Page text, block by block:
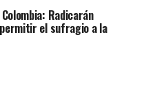
Radicarán
el sufragio a la